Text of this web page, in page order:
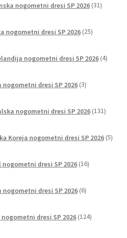
nogometni dresi SP 2026 31izdelkov
nogometni dresi SP 2026 25izdelkov
nogometni dresi SP 2026 4izdelki
nogometni dresi SP 2026 3izdelki
nogometni dresi SP 2026 131
Koreja nogometni dresi SP 2026 5
nogometni dresi SP 2026 16izdelkov
nogometni dresi SP 2026 6izdelkov
dresi SP 2026 124izdelkov